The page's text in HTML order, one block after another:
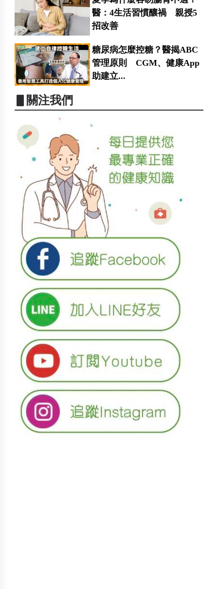
醫：4生活習慣釀禍 親授5
招改善
糖尿病怎麼控糖？醫揭ABC
管理原則 CGM、健康App
助建立...
▋關注我們